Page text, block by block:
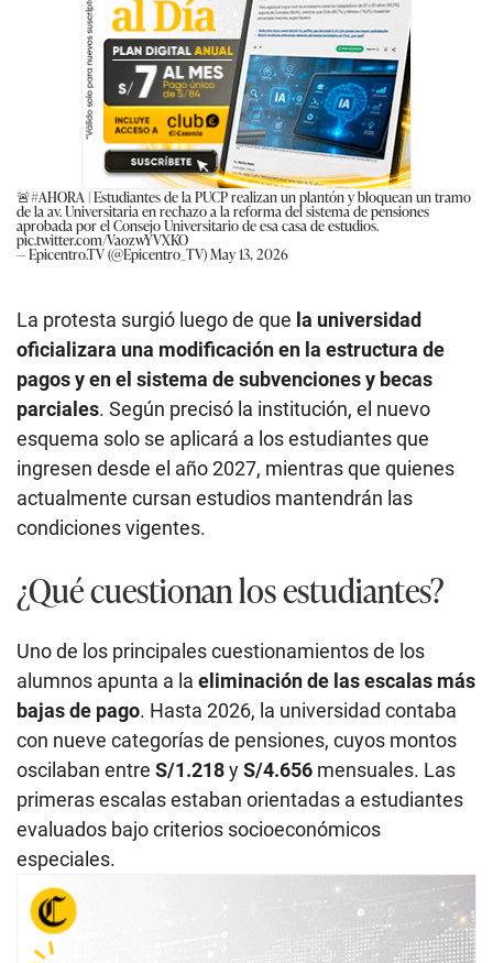
🚨#AHORA | Estudiantes de la PUCP realizan un plantón y bloquean un tramo
de la av. Universitaria en rechazo a la reforma del sistema de pensiones
aprobada por el Consejo Universitario de esa casa de estudios.
pic.twitter.com/VaozwYVXKO
— Epicentro.TV (@Epicentro_TV)May 13, 2026
La protesta surgió luego de que la universidad
oficializara una modificación en la estructura de
pagos y en el sistema de subvenciones y becas
parciales. Según precisó la institución, el nuevo
esquema solo se aplicará a los estudiantes que
ingresen desde el año 2027, mientras que quienes
actualmente cursan estudios mantendrán las
condiciones vigentes.
¿Qué cuestionan los estudiantes?
Uno de los principales cuestionamientos de los
alumnos apunta a la eliminación de las escalas más
bajas de pago. Hasta 2026, la universidad contaba
con nueve categorías de pensiones, cuyos montos
oscilaban entre S/1.218yS/4.656 mensuales. Las
primeras escalas estaban orientadas a estudiantes
evaluados bajo criterios socioeconómicos
especiales.